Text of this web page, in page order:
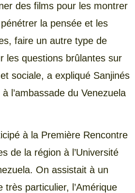
des films pour les montrer
la pensée et les
faire un autre type de
les questions brûlantes sur
sociale, a expliqué Sanjinés
à l’ambassade du Venezuela
à la Première Rencontre
de la région à l’Université
On assistait à un
très particulier, l’Amérique